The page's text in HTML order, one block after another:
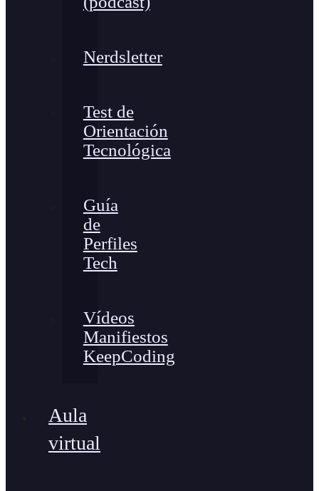
Nerdsletter
Test de
Orientación
Tecnológica
Guía
de
Perfiles
Tech
Vídeos
Manifiestos
KeepCoding
Aula
virtual